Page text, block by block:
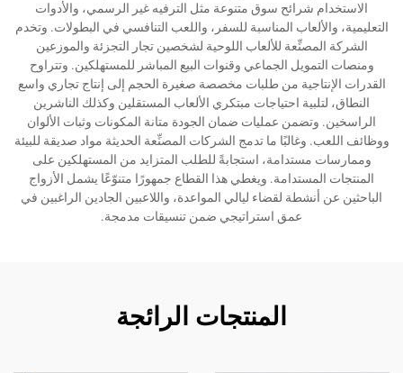
الاستخدام شرائح سوق متنوعة مثل الترفيه غير الرسمي، والأدوات
التعليمية، والألعاب المناسبة للسفر، واللعب التنافسي في البطولات. وتخدم
الشركة المصنِّعة للألعاب اللوحية لشخصين تجار التجزئة والموزعين
ومنصات التمويل الجماعي وقنوات البيع المباشر للمستهلكين. وتتراوح
القدرات الإنتاجية من طلبات مخصصة صغيرة الحجم إلى إنتاج تجاري واسع
النطاق، لتلبية احتياجات مبتكري الألعاب المستقلين وكذلك الناشرين
الراسخين. وتضمن عمليات ضمان الجودة متانة المكونات وثبات الألوان
ووظائف اللعب. وغالبًا ما تدمج الشركات المصنِّعة الحديثة مواد صديقة للبيئة
وممارسات مستدامة، استجابةً للطلب المتزايد من المستهلكين على
المنتجات المستدامة. ويغطي هذا القطاع جمهورًا متنوّعًا يشمل الأزواج
الباحثين عن أنشطة لقضاء ليالي المواعدة، واللاعبين الجادين الراغبين في
عمق استراتيجي ضمن تنسيقات مدمجة.
المنتجات الرائجة